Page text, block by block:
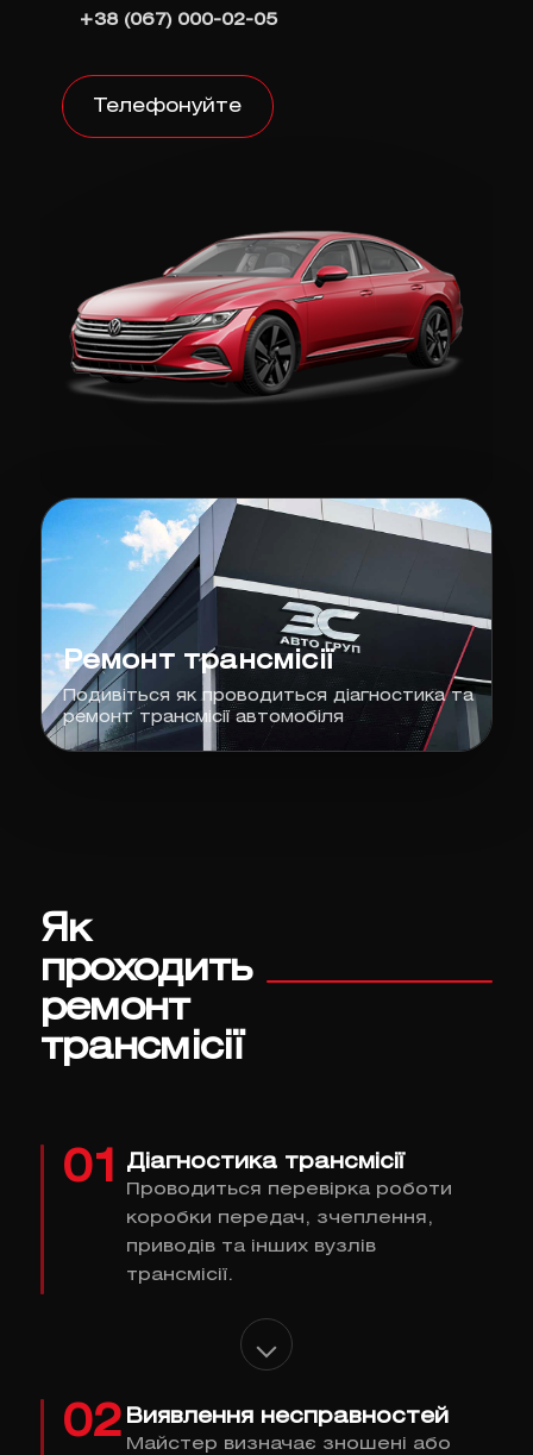
+38 (067) 000-02-05
Телефонуйте
Ремонт трансмісії
Подивіться як проводиться діагностика та
ремонт трансмісії автомобіля
Як
проходить
ремонт
трансмісії
01 Діагностика трансмісії
Проводиться перевірка роботи
коробки передач, зчеплення,
приводів та інших вузлів
трансмісії.
02 Виявлення несправностей
Майстер визначає зношені або